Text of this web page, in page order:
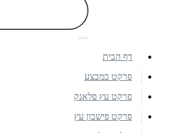
דף הבית
פרקט במבצע
פרקט עץ פלאנק
פרקט פישבון עץ